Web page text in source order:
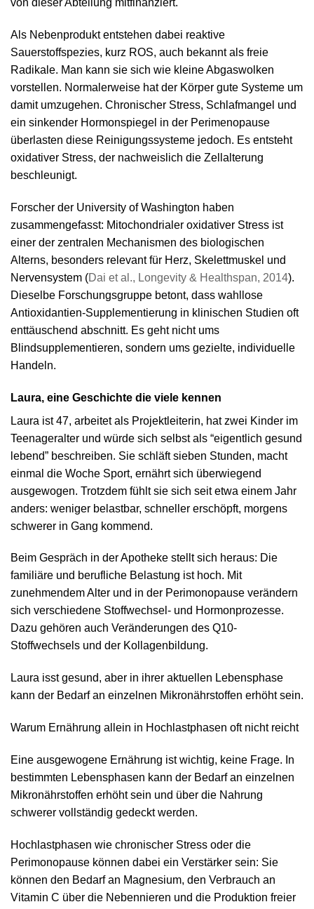
von dieser Abteilung mitfinanziert.
Als Nebenprodukt entstehen dabei reaktive
Sauerstoffspezies, kurz ROS, auch bekannt als freie
Radikale. Man kann sie sich wie kleine Abgaswolken
vorstellen. Normalerweise hat der Körper gute Systeme um
damit umzugehen. Chronischer Stress, Schlafmangel und
ein sinkender Hormonspiegel in der Perimenopause
überlasten diese Reinigungssysteme jedoch. Es entsteht
oxidativer Stress, der nachweislich die Zellalterung
beschleunigt.
Forscher der University of Washington haben
zusammengefasst: Mitochondrialer oxidativer Stress ist
einer der zentralen Mechanismen des biologischen
Alterns, besonders relevant für Herz, Skelettmuskel und
Nervensystem (Dai et al., Longevity & Healthspan, 2014).
Dieselbe Forschungsgruppe betont, dass wahllose
Antioxidantien-Supplementierung in klinischen Studien oft
enttäuschend abschnitt. Es geht nicht ums
Blindsupplementieren, sondern ums gezielte, individuelle
Handeln.
Laura, eine Geschichte die viele kennen
Laura ist 47, arbeitet als Projektleiterin, hat zwei Kinder im
Teenageralter und würde sich selbst als “eigentlich gesund
lebend” beschreiben. Sie schläft sieben Stunden, macht
einmal die Woche Sport, ernährt sich überwiegend
ausgewogen. Trotzdem fühlt sie sich seit etwa einem Jahr
anders: weniger belastbar, schneller erschöpft, morgens
schwerer in Gang kommend.
Beim Gespräch in der Apotheke stellt sich heraus: Die
familiäre und berufliche Belastung ist hoch. Mit
zunehmendem Alter und in der Perimonopause verändern
sich verschiedene Stoffwechsel- und Hormonprozesse.
Dazu gehören auch Veränderungen des Q10-
Stoffwechsels und der Kollagenbildung.
Laura isst gesund, aber in ihrer aktuellen Lebensphase
kann der Bedarf an einzelnen Mikronährstoffen erhöht sein.
Warum Ernährung allein in Hochlastphasen oft nicht reicht
Eine ausgewogene Ernährung ist wichtig, keine Frage. In
bestimmten Lebensphasen kann der Bedarf an einzelnen
Mikronährstoffen erhöht sein und über die Nahrung
schwerer vollständig gedeckt werden.
Hochlastphasen wie chronischer Stress oder die
Perimonopause können dabei ein Verstärker sein: Sie
können den Bedarf an Magnesium, den Verbrauch an
Vitamin C über die Nebennieren und die Produktion freier